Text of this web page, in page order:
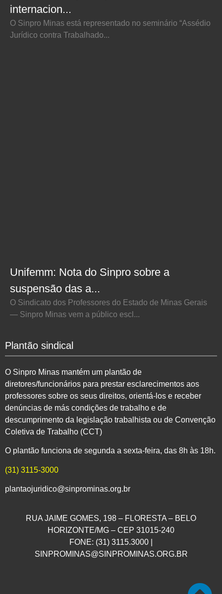
internacion...
O Sinpro Minas está representado no seminário “Assédio
Jurídico contra Trabalhado...
Unifemm: Nota do Sinpro sobre a
suspensão das a...
O Sindicato dos Professores do Estado de Minas Gerais
— Sinpro Minas vem a público escl...
Plantão sindical
O Sinpro Minas mantém um plantão de
diretores/funcionários para prestar esclarecimentos aos
professores sobre os seus direitos, orientá-los e receber
denúncias de más condições de trabalho e de
descumprimento da legislação trabalhista ou de Convenção
Coletiva de Trabalho (CCT)
O plantão funciona de segunda a sexta-feira, das 8h às 18h.
(31) 3115-3000
plantaojuridico@sinprominas.org.br
RUA JAIME GOMES, 198 – FLORESTA – BELO
HORIZONTE/MG – CEP 31015-240
FONE: (31) 3115.3000 |
SINPROMINAS@SINPROMINAS.ORG.BR